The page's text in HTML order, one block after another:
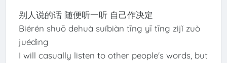
别人说的话 随便听一听 自己作决定
Biérén shuō dehuà suíbiàn tīng yī tīng zìjǐ zuò
juédìng
I will casually listen to other people's words, but